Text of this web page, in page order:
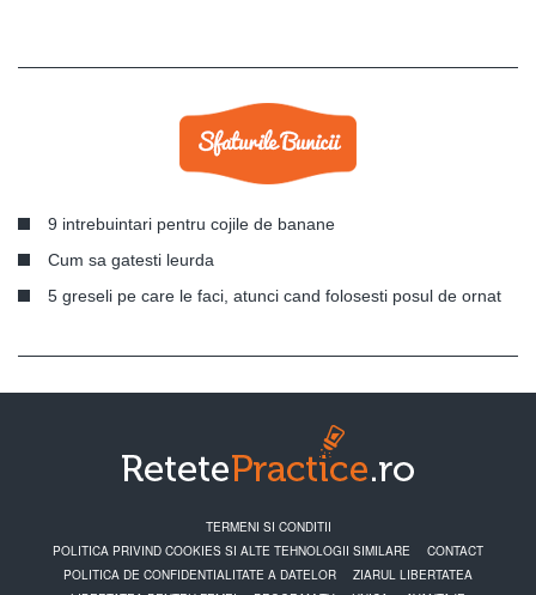
9 intrebuintari pentru cojile de banane
Cum sa gatesti leurda
5 greseli pe care le faci, atunci cand folosesti posul de ornat
TERMENI SI CONDITII
POLITICA PRIVIND COOKIES SI ALTE TEHNOLOGII SIMILARE
CONTACT
POLITICA DE CONFIDENTIALITATE A DATELOR
ZIARUL LIBERTATEA